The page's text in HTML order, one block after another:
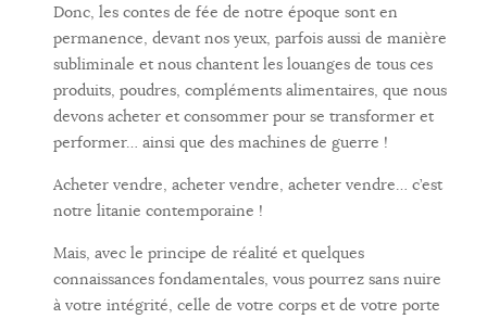
Donc, les contes de fée de notre époque sont en
permanence, devant nos yeux, parfois aussi de manière
subliminale et nous chantent les louanges de tous ces
produits, poudres, compléments alimentaires, que nous
devons acheter et consommer pour se transformer et
performer… ainsi que des machines de guerre !
Acheter vendre, acheter vendre, acheter vendre… c’est
notre litanie contemporaine !
Mais, avec le principe de réalité et quelques
connaissances fondamentales, vous pourrez sans nuire
à votre intégrité, celle de votre corps et de votre porte